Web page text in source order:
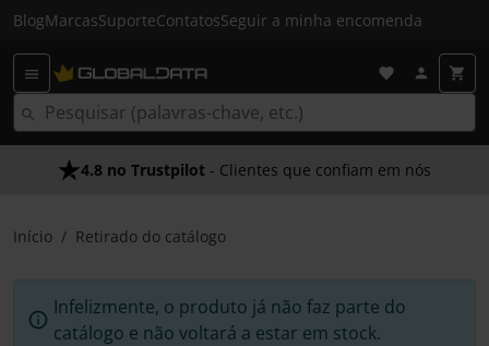
BlogMarcasSuporteContatosSeguir a minha encomenda
4.8 no Trustpilot - Clientes que confiam em nós
Início Retirado do catálogo
Infelizmente, o produto já não faz parte do
catálogo e não voltará a estar em stock.